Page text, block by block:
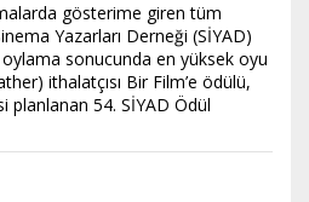
gösterime giren tüm
Yazarları Derneği (SİYAD)
oylama sonucunda en yüksek oyu
ithalatçısı Bir Film’e ödülü,
planlanan 54. SİYAD Ödül